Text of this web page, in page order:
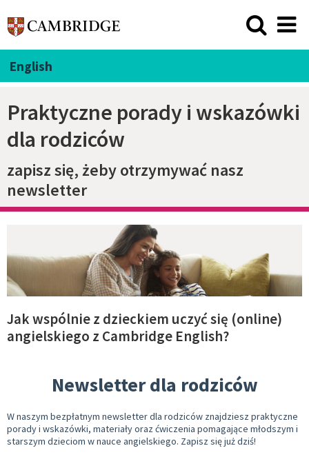
English
Praktyczne porady i wskazówki
dla rodziców
zapisz się, żeby otrzymywać nasz
newsletter
Jak wspólnie z dzieckiem uczyć się (online)
angielskiego z Cambridge English?